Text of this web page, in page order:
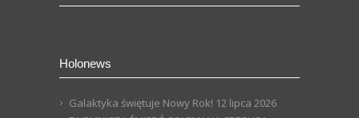
Holonews
Galaktyka świętuje Nowy Rok! 12 lipca 2026